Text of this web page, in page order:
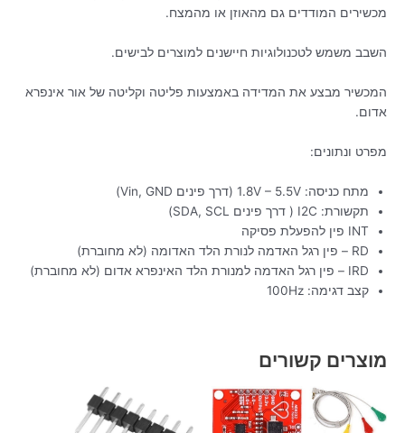
מכשירים המודדים גם מהאוזן או מהמצח.
השבב משמש לטכנולוגיות חיישנים למוצרים לבישים.
המכשיר מבצע את המדידה באמצעות פליטה וקליטה של אור אינפרא
אדום.
מפרט ונתונים:
מתח כניסה: 1.8V – 5.5V (דרך פינים Vin, GND)
תקשורת: I2C ( דרך פינים SDA, SCL)
INT פין להפעלת פסיקה
RD – פין רגל האדמה לנורת הלד האדומה (לא מחוברת)
IRD – פין רגל האדמה למנורת הלד האינפרא אדום (לא מחוברת)
קצב דגימה: 100Hz
מוצרים קשורים